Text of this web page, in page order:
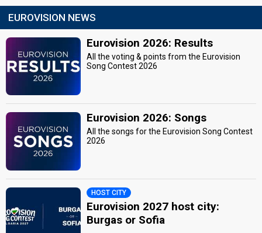
EUROVISION NEWS
Eurovision 2026: Results
All the voting & points from the Eurovision
Song Contest 2026
Eurovision 2026: Songs
All the songs for the Eurovision Song Contest
2026
HOST CITY
Eurovision 2027 host city:
Burgas or Sofia